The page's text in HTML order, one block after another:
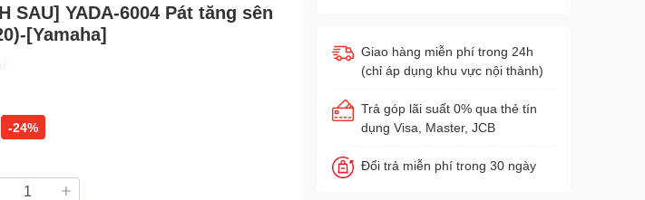
SAU] YADA-6004 Pát tăng sên
[Yamaha]
-24%
Giao hàng miễn phí trong 24h
(chỉ áp dụng khu vực nội thành)
Trả góp lãi suất 0% qua thẻ tín
dụng Visa, Master, JCB
Đổi trả miễn phí trong 30 ngày